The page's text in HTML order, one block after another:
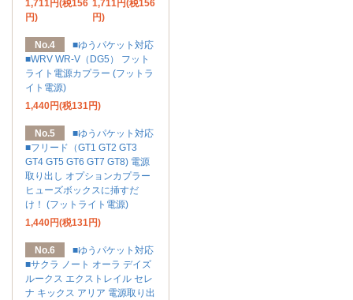
1,711円(税156
円)
1,711円(税156
円)
No.4
■ゆうパケット対応
■WRV WR-V（DG5） フット
ライト電源カプラー (フットラ
イト電源)
1,440円(税131円)
No.5
■ゆうパケット対応
■フリード（GT1 GT2 GT3
GT4 GT5 GT6 GT7 GT8) 電源
取り出し オプションカプラー
ヒューズボックスに挿すだ
け！ (フットライト電源)
1,440円(税131円)
No.6
■ゆうパケット対応
■サクラ ノート オーラ デイズ
ルークス エクストレイル セレ
ナ キックス アリア 電源取り出